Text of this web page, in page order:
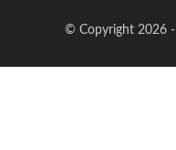
© Copyright 2026 -